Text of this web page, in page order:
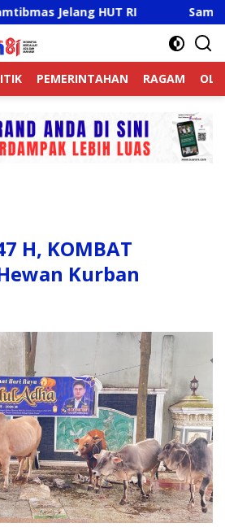
HUT RI Sambut HUT RI
PEMERINTAHAN RAGAM
H, KOMBAT
Kurban